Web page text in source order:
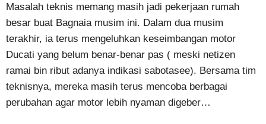
Masalah teknis memang masih jadi pekerjaan rumah
besar buat Bagnaia musim ini. Dalam dua musim
terakhir, ia terus mengeluhkan keseimbangan motor
Ducati yang belum benar-benar pas ( meski netizen
ramai bin ribut adanya indikasi sabotasee). Bersama tim
teknisnya, mereka masih terus mencoba berbagai
perubahan agar motor lebih nyaman digeber…